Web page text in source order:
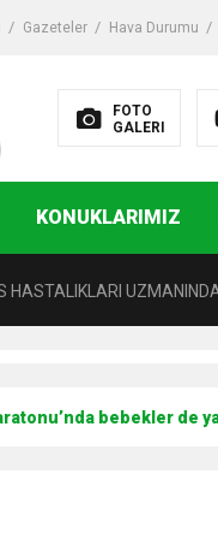
Gazeteler Hava Durumu
FOTO
GALERI
KONUKLARIMIZ
MİT’ten Darbe!
FK o yıldızı getiriyor
HASTALIKLARI
bebekler de